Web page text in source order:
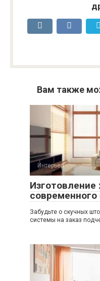
Вам также
Интерьер
Изготовление
современного
Забудьте о скучных
системы на заказ